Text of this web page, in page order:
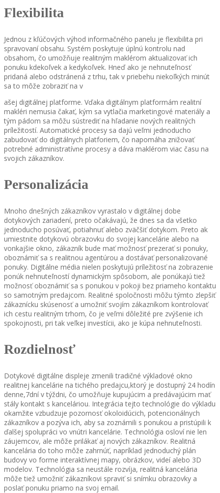
Flexibilita
Jednou z kľúčových výhod informačného panelu je flexibilita pri
spravovaní obsahu. Systém poskytuje úplnú kontrolu nad
obsahom, čo umožňuje realitným maklérom aktualizovať ich
ponuku kdekoľvek a kedykoľvek. Hneď ako je nehnuteľnosť
pridaná alebo odstránená z trhu, tak v priebehu niekoľkých minút
sa to môže zobraziť na v
ašej digitálnej platforme. Vďaka digitálnym platformám realitní
makléri nemusia čakať, kým sa vytlačia marketingové materiály a
tým pádom sa môžu sústrediť na hľadanie nových realitných
príležitostí. Automatické procesy sa dajú veľmi jednoducho
zabudovať do digitálnych platforiem, čo napomáha znižovať
potrebné administratívne procesy a dáva maklérom viac času na
svojich zákazníkov.
Personalizácia
Mnoho dnešných zákazníkov vyrastalo v digitálnej dobe
dotykových zariadení, preto očakávajú, že dnes sa da všetko
jednoducho posúvať, potiahnuť alebo zväčšiť dotykom. Preto ak
umiestnite dotykovú obrazovku do svojej kancelárie alebo na
vonkajšie okno, zákazník bude mať možnosť prezerať si ponuky,
oboznámiť sa s realitnou agentúrou a dostávať personalizované
ponuky. Digitálne média nielen poskytujú príležitosť na zobrazenie
ponúk nehnuteľností dynamickým spôsobom, ale ponúkajú tiež
možnosť oboznámiť sa s ponukou v pokoji bez priameho kontaktu
so samotným predajcom. Realitné spoločnosti môžu týmto zlepšiť
zákaznícku skúsenosť a umožniť svojím zákazníkom kontrolovať
ich cestu realitným trhom, čo je veľmi dôležité pre zvýšenie ich
spokojnosti, pri tak veľkej investícii, ako je kúpa nehnuteľnosti.
Rozdielnosť
Dotykové digitálne displeje zmenili tradičné výkladové okno
realitnej kancelárie na tichého predajcu,ktorý je dostupný 24 hodín
denne,7dní v týždni, čo umožňuje kupujúcim a predávajúcim mať
stály kontakt s kanceláriou. Integrácia tejto technológie do výkladu
okamžite vzbudzuje pozornosť okoloidúcich, potencionálnych
zákazníkov a pozýva ich, aby sa zoznámili s ponukou a pristúpili k
ďalšej spolupráci vo vnútri kancelárie. Technológia osloví nie len
záujemcov, ale môže prilákať aj nových zákazníkov. Realitná
kancelária do toho môže zahrnúť, napríklad jednoduchý plán
budovy vo forme interaktívnej mapy, obrázkov, videí alebo 3D
modelov. Technológia sa neustále rozvíja, realitná kancelária
môže tiež umožniť zákazníkovi spraviť si snímku obrazovky a
poslať ponuku priamo na svoj email.